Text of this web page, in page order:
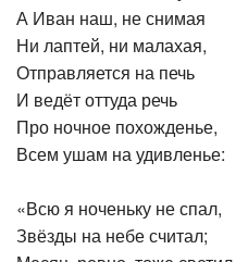
А Иван наш, не снимая
Ни лаптей, ни малахая,
Отправляется на печь
И ведёт оттуда речь
Про ночное похожденье,
Всем ушам на удивленье:
«Всю я ноченьку не спал,
Звёзды на небе считал;